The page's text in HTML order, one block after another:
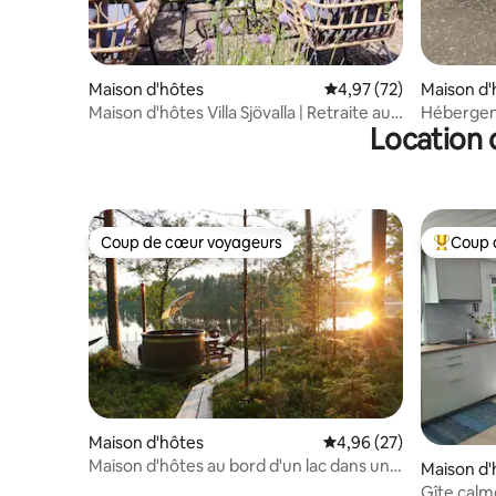
Maison d'hôtes Évaluation moyenne
4,97 (72)
Maison d'hôtes Villa Sjövalla | Retraite au
Maison
séances
Saimaa !
Location
Coup de cœur voyageurs
Coup de cœur voyageurs
Maison d'hôtes Évaluation moyenne
4,96 (27)
Maison d'hôtes au bord d'un lac dans une
Coups
Coup
Maison